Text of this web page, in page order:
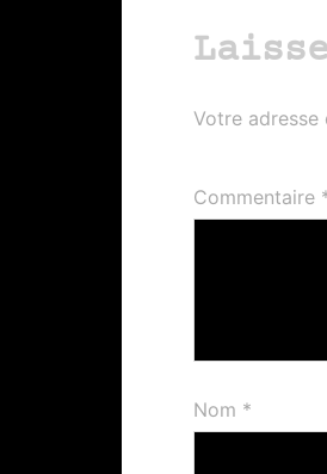
Votre adresse
Commentaire
Nom *